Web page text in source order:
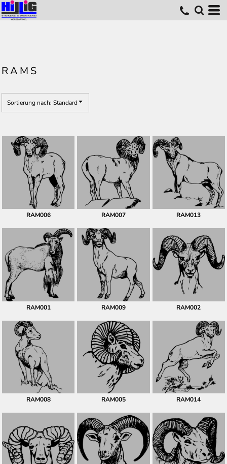
RAMS
Sortierung nach: Standard
RAM006 RAM007 RAM013
RAM001 RAM009 RAM002
RAM008 RAM005 RAM014
Standard